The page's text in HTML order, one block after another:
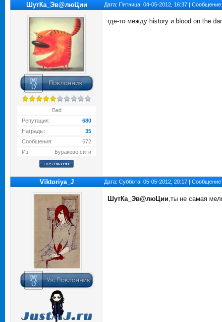
ШутКа_Эв@люЦии Дата: Пятница, 04-05-2012, 16:37 |
Bad
Репутация:
680
Награды:
35
Сообщения:
672
Из:
Бураково сити
где-то между history и blood on the
Viktoriya_J Дата: Суббота, 05-05-2012, 20:17 |
ШутКа_Эв@люЦии,ты не самая